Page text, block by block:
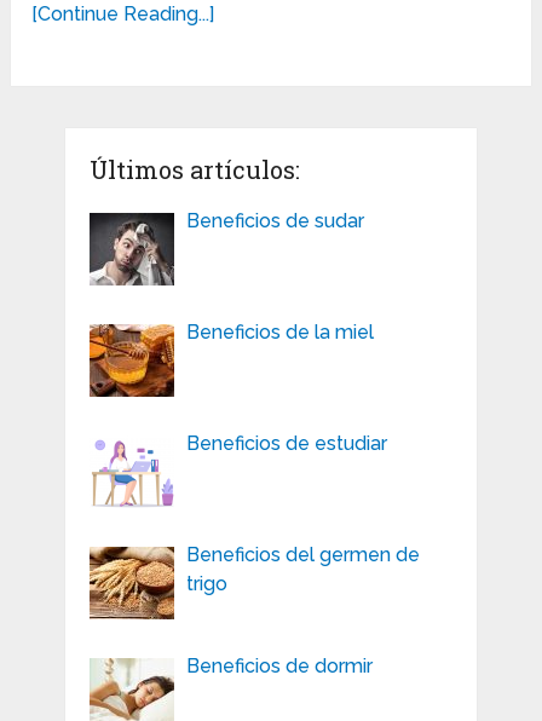
[Continue Reading...]
Últimos artículos:
Beneficios de sudar
Beneficios de la miel
Beneficios de estudiar
Beneficios del germen de
trigo
Beneficios de dormir